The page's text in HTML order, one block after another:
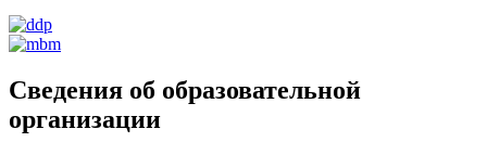
Сведения об образовательной
организации